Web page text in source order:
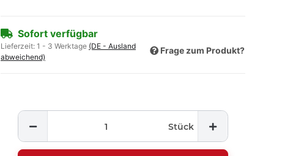
Sofort verfügbar
Lieferzeit: 1 - 3 Werktage (DE - Ausland
abweichend)
Frage zum Produkt?
Stück